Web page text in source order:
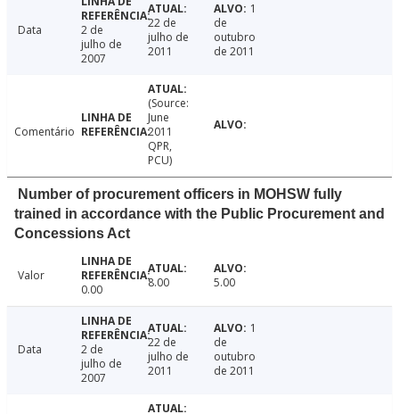
Data
2 de
julho de
2007
22 de
julho de
2011
1
de
outubro
de 2011
Comentário
(Source:
June
2011
QPR,
PCU)
Number of procurement officers in MOHSW fully
trained in accordance with the Public Procurement and
Concessions Act
Valor
0.00
8.00 5.00
Data
2 de
julho de
2007
22 de
julho de
2011
1
de
outubro
de 2011